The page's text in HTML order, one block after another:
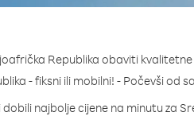
Republika obaviti
- fiksni ili mobilni! - Počevši od
najbolje cijene na minutu za